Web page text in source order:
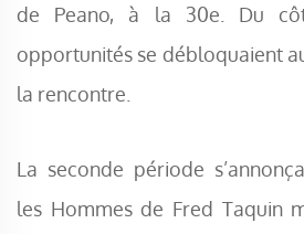
de Peano, à la 30e. Du
opportunités se débloquaient
la rencontre.
La seconde période
les Hommes de Fred Taquin